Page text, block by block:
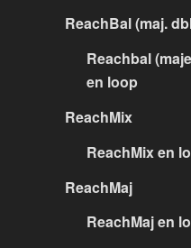
ReachBal (maj.
Reachbal
en loop
ReachMix
ReachMix en
ReachMaj
ReachMaj en